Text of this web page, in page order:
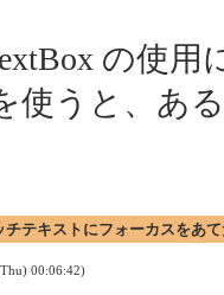
の使用
使うと、あ
チテキストにフォーカスをあ
00:06:42)